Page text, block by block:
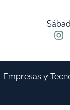
Empresas y